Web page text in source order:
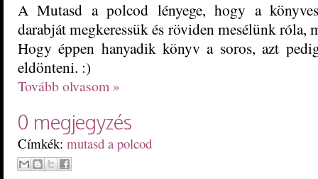
A Mutasd a polcod lényege, hogy a
darabját megkeressük és röviden mesélünk róla,
Hogy éppen hanyadik könyv a soros, azt
eldönteni. :)
Tovább olvasom »
0 megjegyzés
Címkék: mutasd a polcod